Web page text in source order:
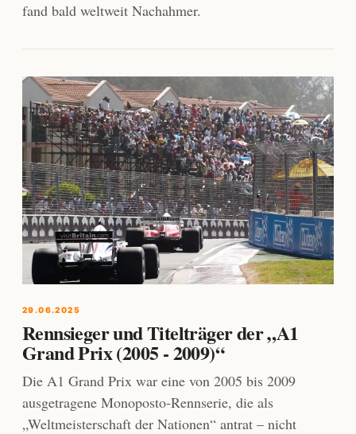
fand bald weltweit Nachahmer.
29.06.2025
Rennsieger und Titelträger der „A1
Grand Prix (2005 - 2009)“
Die A1 Grand Prix war eine von 2005 bis 2009
ausgetragene Monoposto-Rennserie, die als
„Weltmeisterschaft der Nationen“ antrat – nicht